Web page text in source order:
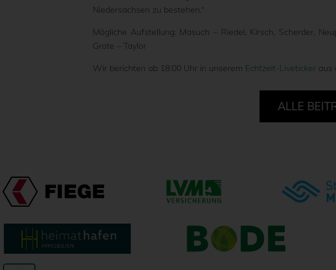
Niedersachsen zu bestehen.“
Mögliche Aufstellung: Masuch – Riedel, Kirsch, Scherder,
Grote – Taylor
Wir berichten ab 18:00 Uhr in unserem Echtzeit-Liveticker aus
ALLE